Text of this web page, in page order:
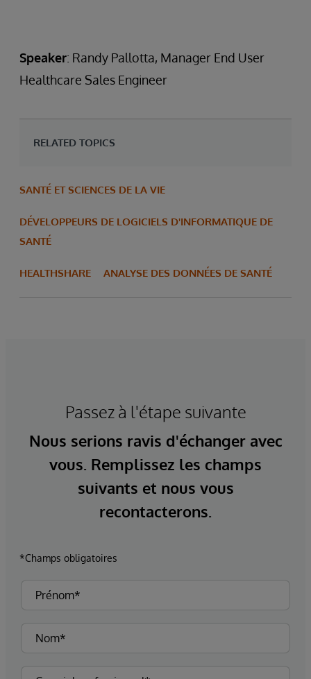
Speaker: Randy Pallotta, Manager End User
Healthcare Sales Engineer
RELATED TOPICS
SANTÉ ET SCIENCES DE LA VIE
DÉVELOPPEURS DE LOGICIELS D'INFORMATIQUE DE
SANTÉ
HEALTHSHARE ANALYSE DES DONNÉES DE SANTÉ
Passez à l'étape suivante
Nous serions ravis d'échanger avec
vous. Remplissez les champs
suivants et nous vous
recontacterons.
*Champs obligatoires